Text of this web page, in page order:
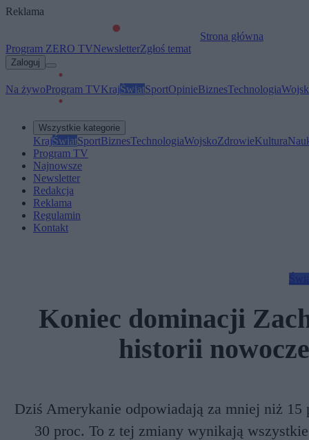
Reklama
Strona główna
Program ZERO TVNewsletterZgłoś temat
Zaloguj
Na żywoProgram TVKrajŚwiatSportOpinieBiznesTechnologia
Wszystkie kategorie
KrajŚwiatSportBiznesTechnologiaWojskoZdrowieKultura
Program TV
Najnowsze
Newsletter
Redakcja
Reklama
Regulamin
Kontakt
Koniec dominacji
historii
Dziś Amerykanie odpowiadają za mniej niż
30 proc. To z tej zmiany wynikają